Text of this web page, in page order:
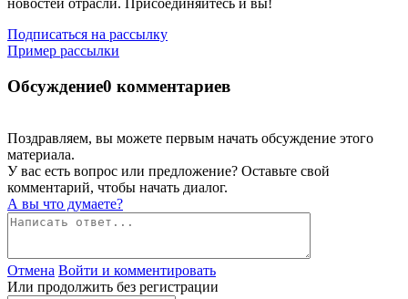
новостей отрасли. Присоединяйтесь и вы!
Подписаться на рассылку
Пример рассылки
Обсуждение0 комментариев
Поздравляем, вы можете первым начать обсуждение этого
материала.
У вас есть вопрос или предложение? Оставьте свой
комментарий, чтобы начать диалог.
А вы что думаете?
Отмена Войти и комментировать
Или продолжить без регистрации